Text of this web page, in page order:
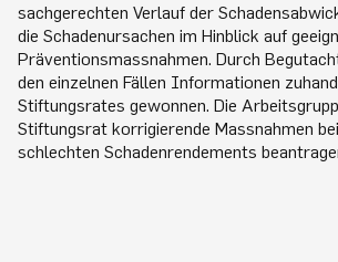
sachgerechten Verlauf der
die Schadenursachen im Hinblick auf
Präventionsmassnahmen. Durch
den einzelnen Fällen Informationen
Stiftungsrates gewonnen. Die
Stiftungsrat korrigierende Massnahmen
schlechten Schadenrendements